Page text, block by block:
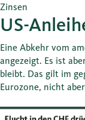
Zinsen
US-
Eine Abkehr vom
angezeigt. Es ist
bleibt. Das gilt im
Eurozone, nicht